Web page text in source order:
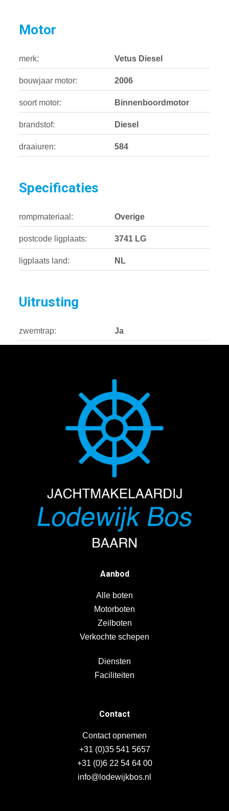
Motor
merk: Vetus Diesel
bouwjaar motor: 2006
soort motor: Binnenboordmotor
brandstof: Diesel
draaiuren: 584
Specificaties
rompmateriaal: Overige
postcode ligplaats: 3741 LG
ligplaats land: NL
Uitrusting
zwemtrap: Ja
Aanbod
Alle boten
Motorboten
Zeilboten
Verkochte schepen
Diensten
Faciliteiten
Contact
Contact opnemen
+31 (0)35 541 5657
+31 (0)6 22 54 64 00
info@lodewijkbos.nl